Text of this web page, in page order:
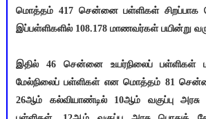
மொத்தம் 417 சென்னை பள்ளிகள் சிறப்பாக
இப்பள்ளிகளில் 108.178 மாணவர்கள் பயின்று
இதில் 46 சென்னை உயர்நிலைப் பள்ளிகள்
மேல்நிலைப் பள்ளிகள் என மொத்தம் 81
26ஆம் கல்வியாண்டில் 10ஆம் வகுப்பு